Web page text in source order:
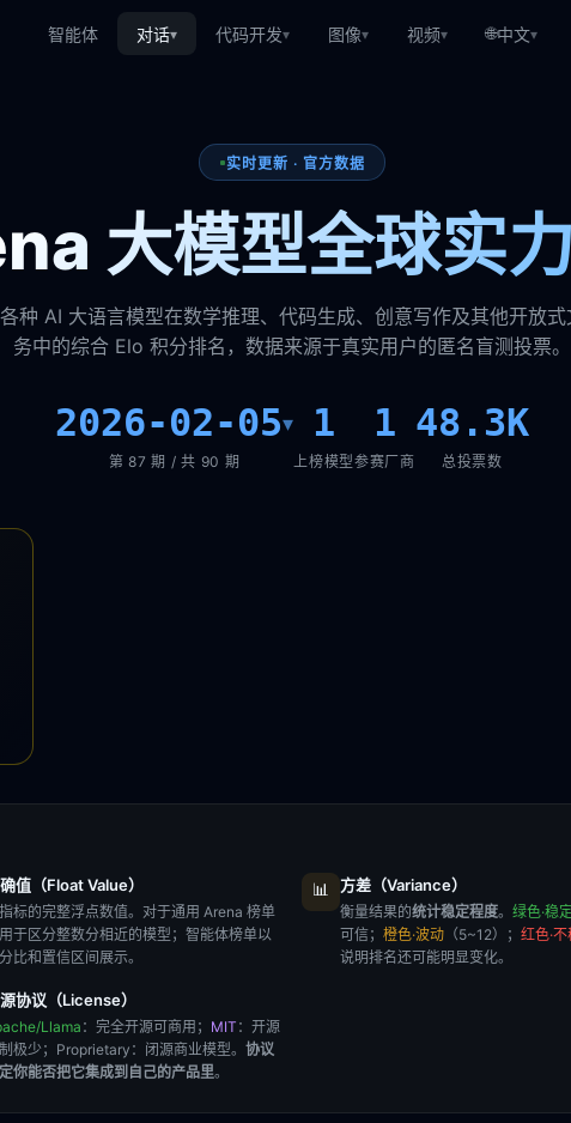
智能体 对话▾ 代码开发▾ 图像▾ 视频▾ 🌐中文▾
实时更新 · 官方数据
大模型全球实
种 AI 大语言模型在数学推理、代码生成、创意写作及其他开放式
务中的综合 Elo 积分排名，数据来源于真实用户的匿名盲测投票。
2026-02-05▾
第 87 期 / 共 90 期
1
上榜模型
1
参赛厂商
48.3K
总投票数
值（Float Value）
标的完整浮点数值。对于通用 Arena 榜单
于区分整数分相近的模型；智能体榜单以
比和置信区间展示。
📊 方差（Variance）
衡量结果的统计稳定程度。 绿色·稳定
可信； 橙色·波动 （5~12）； 红色·
说明排名还可能明显变化。
协议（License）
Llama：完全开源可商用； MIT ：开源
极少； Proprietary ：闭源商业模型。 协议
你能否把它集成到自己的产品里。